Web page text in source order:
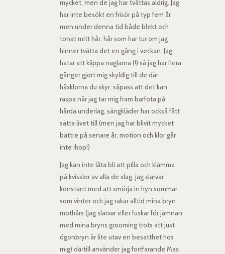
mycket, men de jag har tvättas aldrig. Jag
har inte besökt en frisör på typ fem år
men under denna tid både blekt och
tonat mitt hår, hår som har tur om jag
hinner tvätta det en gång i veckan. Jag
hatar att klippa naglarna (!) så jag har flera
gånger gjort mig skyldig till de där
häxklorna du skyr; såpass att det kan
raspa när jag tar mig fram barfota på
hårda underlag, sängkläder har också fått
sätta livet till (men jag har blivit mycket
bättre på senare år, motion och klor går
inte ihop!)
Jag kan inte låta bli att pilla och klämma
på kvisslor av alla de slag, jag slarvar
konstant med att smörja in hyn sommar
som vinter och jag rakar alltid mina bryn
mothårs (jag slarvar eller fuskar för jämnan
med mina bryns grooming trots att just
ögonbryn är lite utav en besatthet hos
mig) därtill använder jag fortfarande Max